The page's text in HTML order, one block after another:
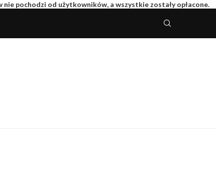
pochodzi od użytkowników, a wszystkie zostały opłacone.